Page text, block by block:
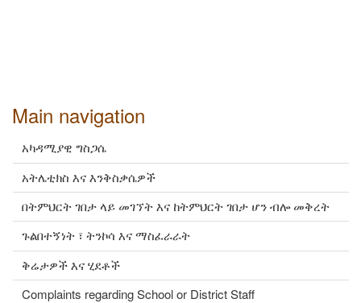
Main navigation
አካዳሚያዊ ግስጋሴ
አትሌቲክስ እና እንቅስቃሴዎች
በትምህርት ገበታ ላይ መገኘት እና ከትምህርት ገበታ ሆን ብሎ መቅረት
ጉልበተኝነት ፣ ትንኮሳ እና ማስፈራራት
ቅሬታዎች እና ሂደቶች
Complaints regarding School or District Staff